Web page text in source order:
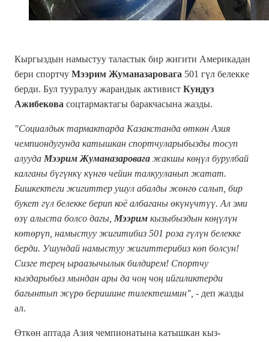
Кыргыздын намыстуу таластык бир жигити Америкадан
бери спортчу Мээрим Жуманазаровага 501 гүл белекке
берди. Бул тууралуу жарандык активист Кундуз
Ажибекова соцтармактагы баракчасына жазды.
"Социалдык тармактарда Казакстанда өткөн Азия
чемпиондугунда катышкан спортчуларыбызды тосуп
алууда Мээрим Жуманазаровага жакшы көңүл бурулбай
калганы бүгүнкү күнгө чейин талкууланып жатат.
Бишкектеги жигиттер ушул абалды жөнгө салып, бир
букет гүл белекке берип коё албаганы өкүнүчтүү. Ал эми
өзү алыста болсо дагы, Мээрим кызыбыздын көңүлүн
көтөрүп, намыстуу жигитибиз 501 роза гүлүн белекке
берди. Ушундай намыстуу жигиттерибиз көп болсун!
Сизге терең ыраазычылык билдирем! Спортчу
кыздарыбыз мындан ары да чоң чоң ийгиликтерди
багынтып жүрө беришине тилектешмин", - деп жазды
ал.
Өткөн аптада Азия чемпионатына катышкан кыз-